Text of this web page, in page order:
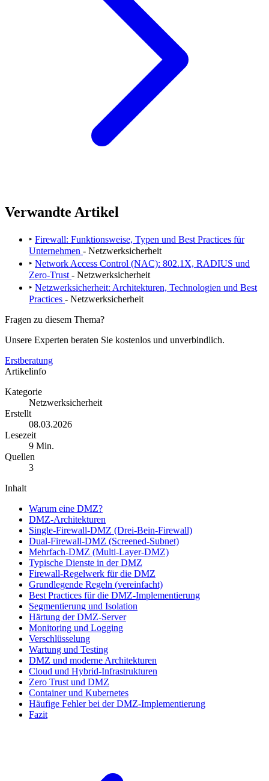
Verwandte Artikel
‣ Firewall: Funktionsweise, Typen und Best Practices für
Unternehmen - Netzwerksicherheit
‣ Network Access Control (NAC): 802.1X, RADIUS und
Zero-Trust - Netzwerksicherheit
‣ Netzwerksicherheit: Architekturen, Technologien und Best
Practices - Netzwerksicherheit
Fragen zu diesem Thema?
Unsere Experten beraten Sie kostenlos und unverbindlich.
Erstberatung
Artikelinfo
Kategorie
Netzwerksicherheit
Erstellt
08.03.2026
Lesezeit
9 Min.
Quellen
3
Inhalt
Warum eine DMZ?
DMZ-Architekturen
Single-Firewall-DMZ (Drei-Bein-Firewall)
Dual-Firewall-DMZ (Screened-Subnet)
Mehrfach-DMZ (Multi-Layer-DMZ)
Typische Dienste in der DMZ
Firewall-Regelwerk für die DMZ
Grundlegende Regeln (vereinfacht)
Best Practices für die DMZ-Implementierung
Segmentierung und Isolation
Härtung der DMZ-Server
Monitoring und Logging
Verschlüsselung
Wartung und Testing
DMZ und moderne Architekturen
Cloud und Hybrid-Infrastrukturen
Zero Trust und DMZ
Container und Kubernetes
Häufige Fehler bei der DMZ-Implementierung
Fazit